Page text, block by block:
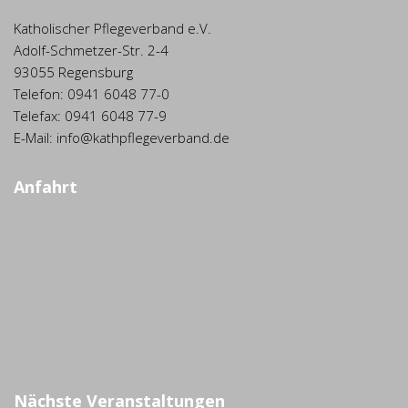
Katholischer Pflegeverband e.V.
Adolf-Schmetzer-Str. 2-4
93055 Regensburg
Telefon: 0941 6048 77-0
Telefax: 0941 6048 77-9
E-Mail: info@kathpflegeverband.de
Anfahrt
Nächste Veranstaltungen